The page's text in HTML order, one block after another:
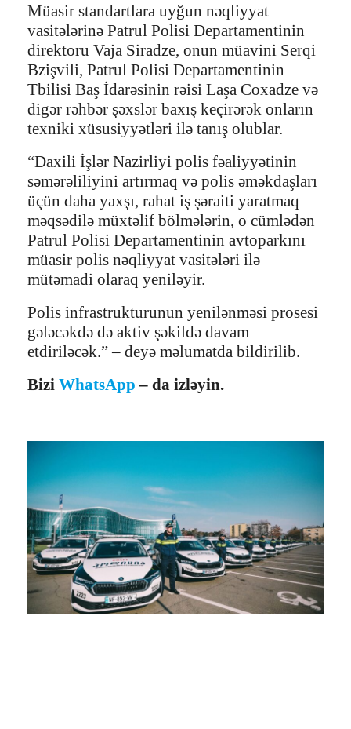
Müasir standartlara uyğun nəqliyyat
vasitələrinə Patrul Polisi Departamentinin
direktoru Vaja Siradze, onun müavini Serqi
Bzişvili, Patrul Polisi Departamentinin
Tbilisi Baş İdarəsinin rəisi Laşa Coxadze və
digər rəhbər şəxslər baxış keçirərək onların
texniki xüsusiyyətləri ilə tanış olublar.
“Daxili İşlər Nazirliyi polis fəaliyyətinin
səmərəliliyini artırmaq və polis əməkdaşları
üçün daha yaxşı, rahat iş şəraiti yaratmaq
məqsədilə müxtəlif bölmələrin, o cümlədən
Patrul Polisi Departamentinin avtoparkını
müasir polis nəqliyyat vasitələri ilə
mütəmadi olaraq yeniləyir.
Polis infrastrukturunun yenilənməsi prosesi
gələcəkdə də aktiv şəkildə davam
etdiriləcək.” – deyə məlumatda bildirilib.
Bizi WhatsApp – da izləyin.